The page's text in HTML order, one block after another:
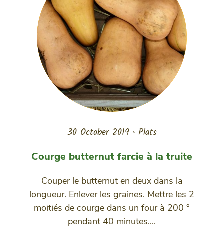
30 October 2019• Plats
Courge butternut farcie à la truite
Couper le butternut en deux dans la
longueur. Enlever les graines. Mettre les 2
moitiés de courge dans un four à 200 °
pendant 40 minutes....